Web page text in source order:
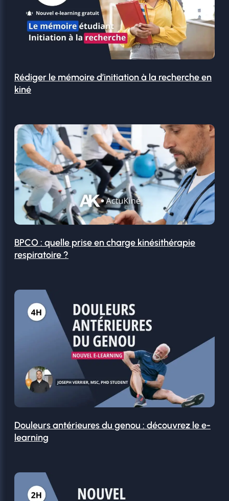
Rédiger le mémoire d’initiation à la recherche en
kiné
BPCO : quelle prise en charge kinésithérapie
respiratoire ?
Douleurs antérieures du genou : découvrez le e-
learning